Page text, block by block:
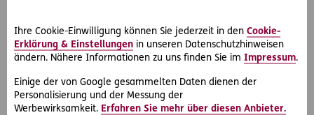
Ihre Cookie-Einwilligung können Sie jederzeit in den Cookie-
Erklärung & Einstellungen in unseren Datenschutzhinweisen
ändern. Nähere Informationen zu uns finden Sie im Impressum.
Einige der von Google gesammelten Daten dienen der
Personalisierung und der Messung der
Werbewirksamkeit. Erfahren Sie mehr über diesen Anbieter.
#Arbeit & Soziales #Rechtsinformationen